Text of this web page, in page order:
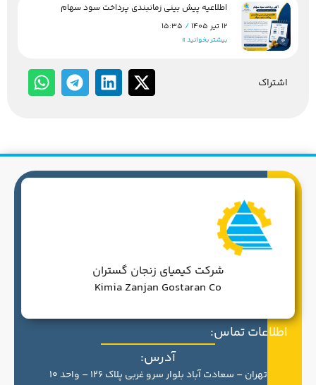
اشتراک
اطلاعیه پیش بینی زمانبندی پرداخت سود سهام
12 تیر 1405
بیشتر بخوانید »
اطلاعات تماس:
آدرس:
تهران – سعادت آباد بلوار سرو غربی پلاک 126 – واحد 10
شرکت کیمیای زنجان گستران
Kimia Zanjan Gostaran Co